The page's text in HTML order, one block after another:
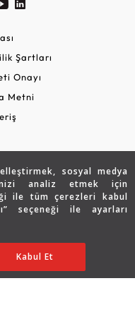
sosyal medya
analiz etmek için
ile tüm çerezleri kabul
seçeneği ile ayarları
Ayarları Düzenle
Kabul Et
SATIN ALIN
Şartları
Onayı
Metni
Bu sitenin tüm hakları